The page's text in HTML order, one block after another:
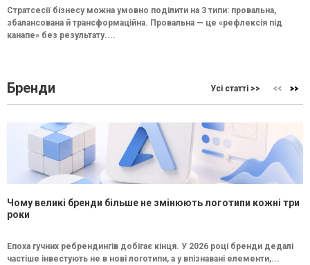
Стратсесії бізнесу можна умовно поділити на 3 типи: провальна,
збалансована й трансформаційна. Провальна — це «рефлексія під
канапе» без результату....
Бренди Усі статті >>
Чому великі бренди більше не змінюють логотипи кожні три
роки
Епоха гучних ребрендингів добігає кінця. У 2026 році бренди дедалі
частіше інвестують не в нові логотипи, а у впізнавані елементи,...